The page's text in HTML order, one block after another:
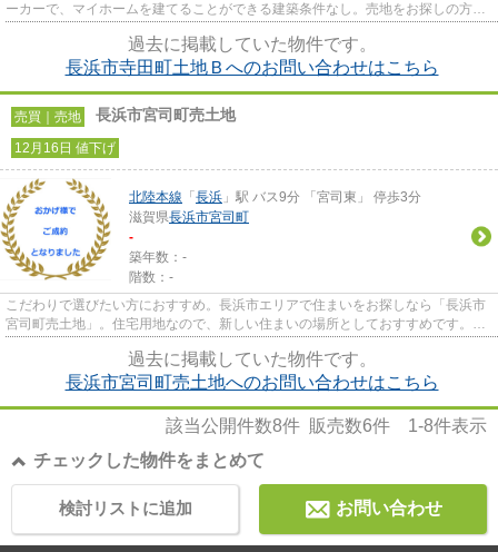
ーカーで、マイホームを建てることができる建築条件なし。売地をお探しの方に
過去に掲載していた物件です。
長浜市寺田町土地Ｂへのお問い合わせはこちら
売買｜売地 長浜市宮司町売土地
12月16日 値下げ
北陸本線 「 長浜 」駅 バス9分 「宮司東」 停歩3分
滋賀県長浜市宮司町
-
築年数：-
階数：-
こだわりで選びたい方におすすめ。長浜市エリアで住まいをお探しなら「長浜市
宮司町売土地」。住宅用地なので、新しい住まいの場所としておすすめです。良
過去に掲載していた物件です。
長浜市宮司町売土地へのお問い合わせはこちら
該当公開件数8件 販売数6件 1-8件表示
チェックした物件をまとめて
お問い合わせ
検討リストに追加